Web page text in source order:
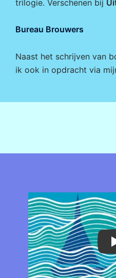
trilogie. Verschenen bij
Bureau Brouwers
Naast het schrijven van
ik ook in opdracht via
Play